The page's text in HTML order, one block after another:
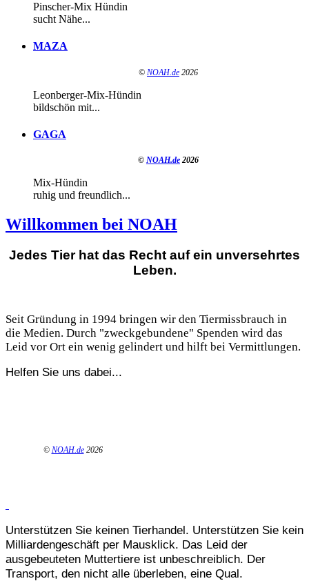
Pinscher-Mix Hündin
sucht Nähe...
MAZA
© NOAH.de 2026
Leonberger-Mix-Hündin
bildschön mit...
GAGA
© NOAH.de 2026
Mix-Hündin
ruhig und freundlich...
Willkommen bei NOAH
Jedes Tier hat das Recht auf ein unversehrtes
Leben.
Seit Gründung in 1994 bringen wir den Tiermissbrauch in
die Medien. Durch "zweckgebundene" Spenden wird das
Leid vor Ort ein wenig gelindert und hilft bei Vermittlungen.
Helfen Sie uns dabei...
© NOAH.de 2026
Unterstützen Sie keinen Tierhandel. Unterstützen Sie kein
Milliardengeschäft per Mausklick. Das Leid der
ausgebeuteten Muttertiere ist unbeschreiblich. Der
Transport, den nicht alle überleben, eine Qual.